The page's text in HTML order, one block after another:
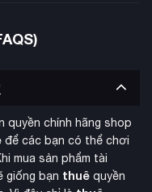
xây dựng các tòa nhà
quyền chính hãng shop
để các bạn có thể chơi
mua sản phẩm tài
giống bạn thuê quyền